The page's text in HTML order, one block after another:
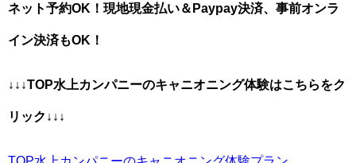
ネット予約OK！現地現金払い＆Paypay決済、事前オンラ
イン決済もOK！
↓↓↓TOP水上カンパニーのキャニオニング体験はこちらをク
リック↓↓↓
TOP水上カンパニーのキャニオニング体験プラン